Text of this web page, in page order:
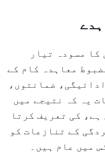
کا مسودہ تیار
معاہدہ کام کے
ضمانتوں،
یہ کہ نتیجے میں
کی تعریف کرتا
کے تنازعات کو
میں عام ہیں۔